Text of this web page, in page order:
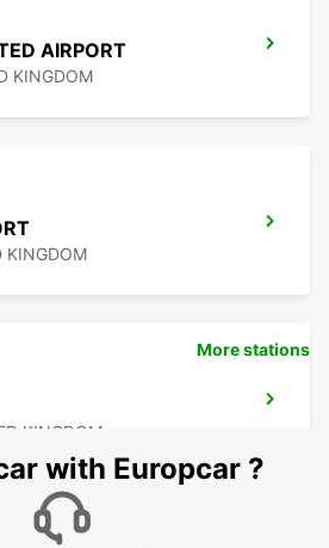
AIRPORT
KINGDOM
KINGDOM
KINGDOM
More stations
with Europcar ?